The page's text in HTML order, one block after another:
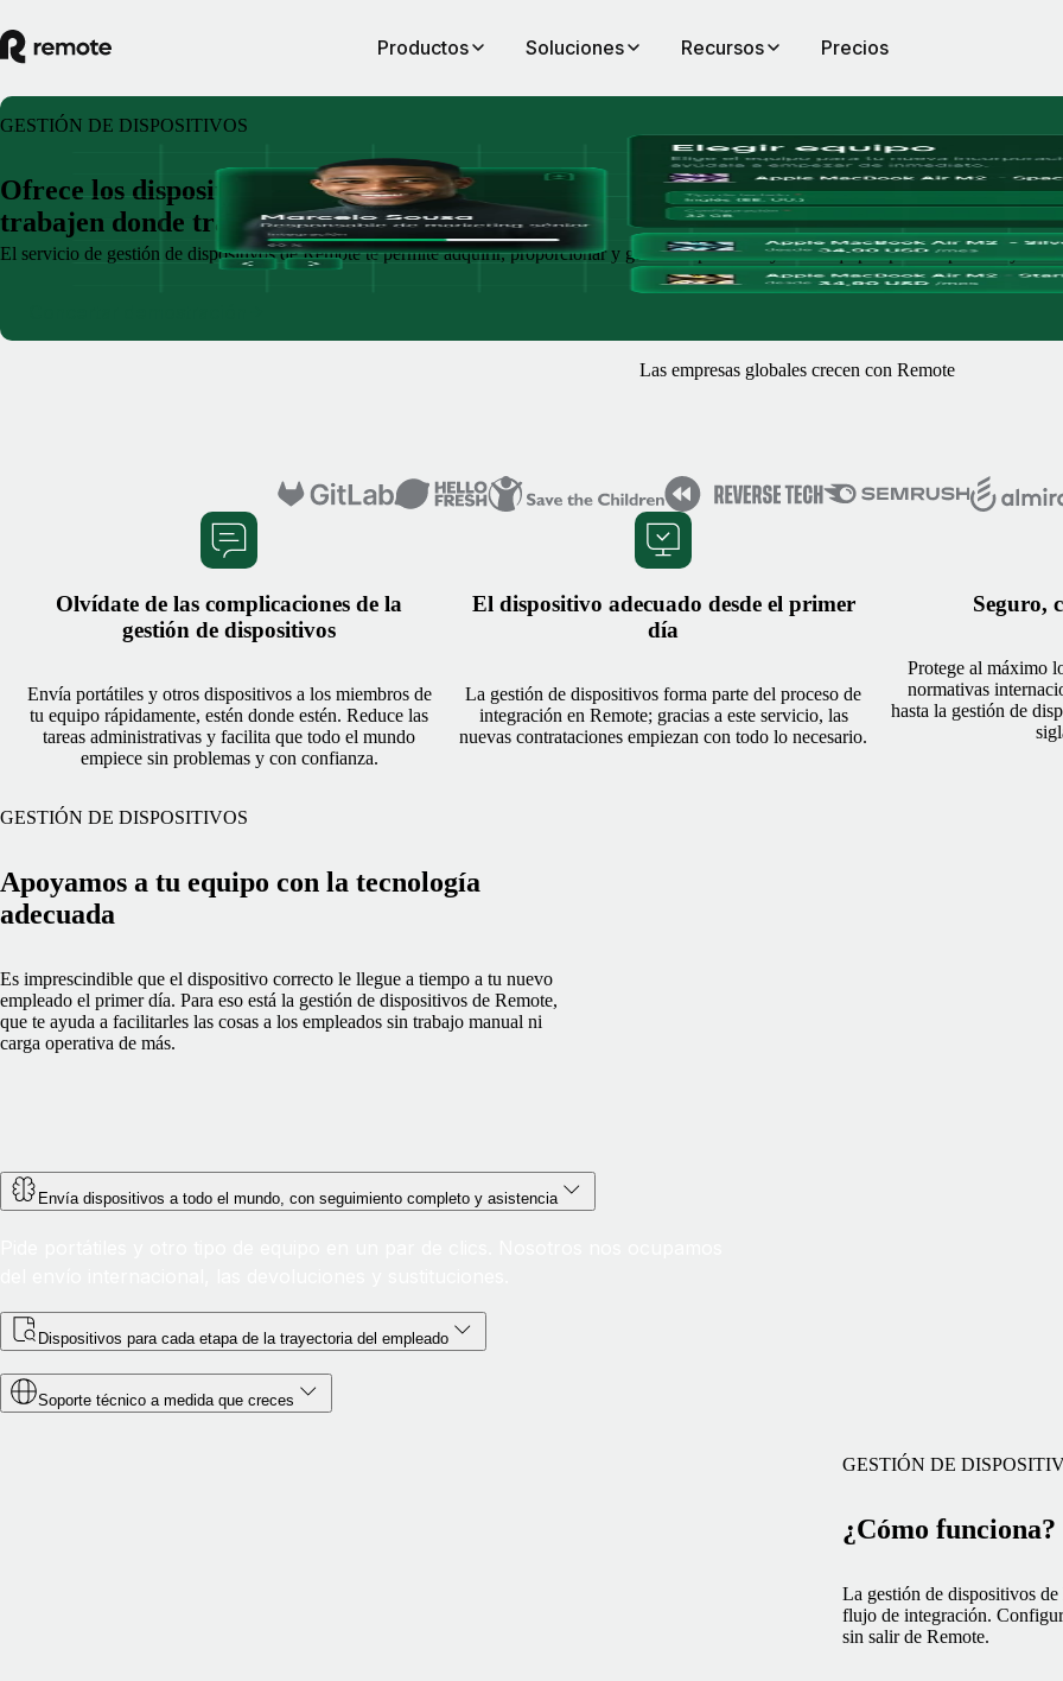
Productos Soluciones Recursos Precios
GESTIÓN DE DISPOSITIVOS
Ofrece los dispositivos adecuados a tu equipo,
trabajen donde trabajen
El servicio de gestión de dispositivos de Remote te permite adquirir, proporcionar y gestionar portátiles y otros equipos para empleados y
Las empresas globales crecen con Remote
Olvídate de las complicaciones de la
gestión de dispositivos
Envía portátiles y otros dispositivos a los miembros de
tu equipo rápidamente, estén donde estén. Reduce las
tareas administrativas y facilita que todo el mundo
empiece sin problemas y con confianza.
El dispositivo adecuado desde el primer
día
La gestión de dispositivos forma parte del proceso de
integración en Remote; gracias a este servicio, las
nuevas contrataciones empiezan con todo lo necesario.
Seguro,
Protege al máximo
normativas
hasta la gestión de
GESTIÓN DE DISPOSITIVOS
Apoyamos a tu equipo con la tecnología
adecuada
Es imprescindible que el dispositivo correcto le llegue a tiempo a tu nuevo
empleado el primer día. Para eso está la gestión de dispositivos de Remote,
que te ayuda a facilitarles las cosas a los empleados sin trabajo manual ni
carga operativa de más.
Envía dispositivos a todo el mundo, con seguimiento completo y asistencia
Dispositivos para cada etapa de la trayectoria del empleado
Soporte técnico a medida que creces
GESTIÓN DE
¿Cómo funciona?
La gestión de dispositivos
flujo de integración.
sin salir de Remote.